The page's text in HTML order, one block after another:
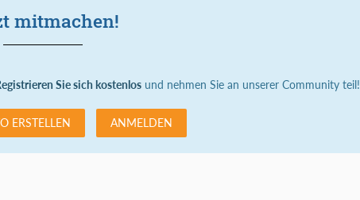
mitmachen!
Sie sich kostenlosund nehmen Sie an unserer Community teil!
ERSTELLEN ANMELDEN